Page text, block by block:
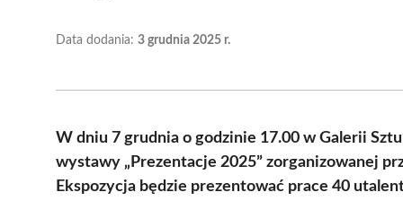
Data dodania: 3 grudnia 2025 r.
W dniu 7 grudnia o godzinie 17.00 w Galerii
wystawy „Prezentacje 2025” zorganizowanej
Ekspozycja będzie prezentować prace 40